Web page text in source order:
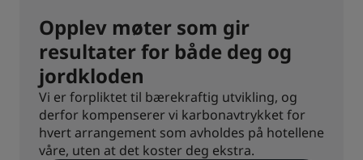
Opplev møter som gir
resultater for både deg og
jordkloden
Vi er forpliktet til bærekraftig utvikling, og
derfor kompenserer vi karbonavtrykket for
hvert arrangement som avholdes på hotellene
våre, uten at det koster deg ekstra.